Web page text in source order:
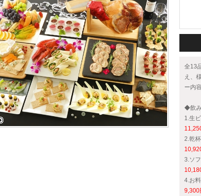
全13
え、
ー内
◆飲み
1.生
2.乾
3.ソ
4.お
9,300